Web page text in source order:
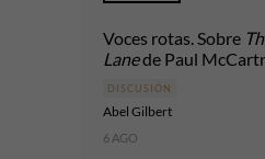
Voces rotas. Sobre
Lanede Paul
DISCUSIÓN
Abel Gilbert
6 AGO